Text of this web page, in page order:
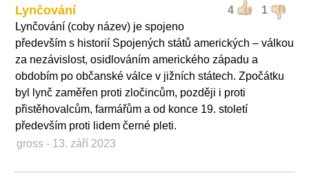
4 1
Lynčování
Lynčování (coby název) je spojeno
především s historií Spojených států amerických – válkou
za nezávislost, osidlováním amerického západu a
obdobím po občanské válce v jižních státech. Zpočátku
byl lynč zaměřen proti zločincům, později i proti
přistěhovalcům, farmářům a od konce 19. století
především proti lidem černé pleti.
gross - 13. září 2023